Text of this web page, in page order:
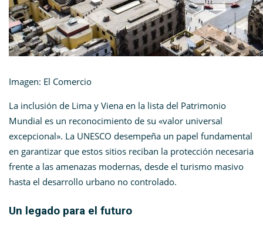
Imagen: El Comercio
La inclusión de Lima y Viena en la lista del Patrimonio
Mundial es un reconocimiento de su «valor universal
excepcional». La UNESCO desempeña un papel fundamental
en garantizar que estos sitios reciban la protección necesaria
frente a las amenazas modernas, desde el turismo masivo
hasta el desarrollo urbano no controlado.
Un legado para el futuro